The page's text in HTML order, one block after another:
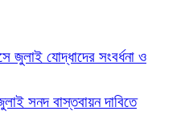
জুলাই যোদ্ধাদের সংবর্ধনা ও
সনদ বাস্তবায়ন দাবিতে